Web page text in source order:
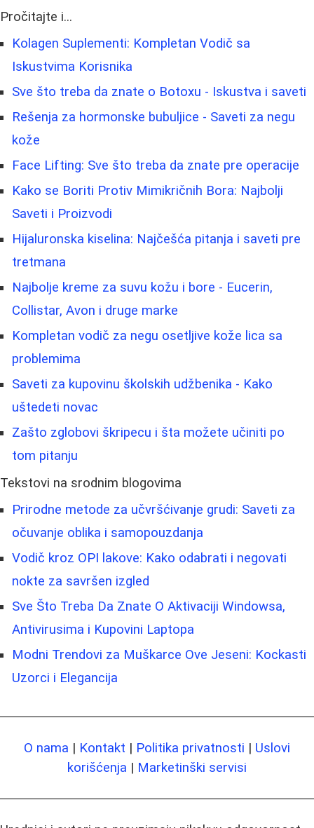
Pročitajte i...
Kolagen Suplementi: Kompletan Vodič sa
Iskustvima Korisnika
Sve što treba da znate o Botoxu - Iskustva i saveti
Rešenja za hormonske bubuljice - Saveti za negu
kože
Face Lifting: Sve što treba da znate pre operacije
Kako se Boriti Protiv Mimikričnih Bora: Najbolji
Saveti i Proizvodi
Hijaluronska kiselina: Najčešća pitanja i saveti pre
tretmana
Najbolje kreme za suvu kožu i bore - Eucerin,
Collistar, Avon i druge marke
Kompletan vodič za negu osetljive kože lica sa
problemima
Saveti za kupovinu školskih udžbenika - Kako
uštedeti novac
Zašto zglobovi škripecu i šta možete učiniti po
tom pitanju
Tekstovi na srodnim blogovima
Prirodne metode za učvršćivanje grudi: Saveti za
očuvanje oblika i samopouzdanja
Vodič kroz OPI lakove: Kako odabrati i negovati
nokte za savršen izgled
Sve Što Treba Da Znate O Aktivaciji Windowsa,
Antivirusima i Kupovini Laptopa
Modni Trendovi za Muškarce Ove Jeseni: Kockasti
Uzorci i Elegancija
O nama | Kontakt | Politika privatnosti | Uslovi
korišćenja | Marketinški servisi